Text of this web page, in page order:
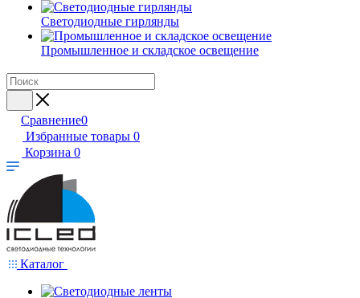
Светодиодные гирлянды
Промышленное и складское освещение
Сравнение0
Избранные товары 0
Корзина 0
Каталог